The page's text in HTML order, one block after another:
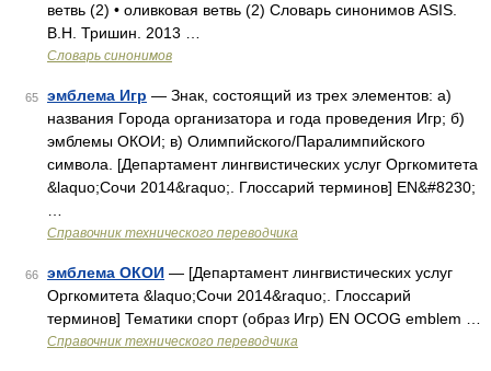
ветвь (2) • оливковая ветвь (2) Словарь синонимов ASIS.
В.Н. Тришин. 2013 …
Словарь синонимов
65 эмблема Игр — Знак, состоящий из трех элементов: а)
названия Города организатора и года проведения Игр; б)
эмблемы ОКОИ; в) Олимпийского/Паралимпийского
символа. [Департамент лингвистических услуг Оргкомитета
&laquo;Сочи 2014&raquo;. Глоссарий терминов] EN&#8230;
Справочник технического переводчика
66 эмблема ОКОИ — [Департамент лингвистических услуг
Оргкомитета &laquo;Сочи 2014&raquo;. Глоссарий
терминов] Тематики спорт (образ Игр) EN OCOG emblem …
Справочник технического переводчика